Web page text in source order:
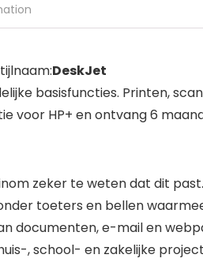
DeskJet
basisfuncties. Printen,
voor HP+ en ontvang 6
zeker te weten dat dit past.
toeters en bellen
Van documenten, e-mail en
, school- en zakelijke